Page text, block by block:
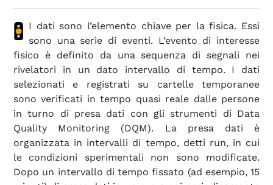
I dati sono l’elemento chiave per la fisica. Essi
sono una serie di eventi. L’evento di interesse
fisico è definito da una sequenza di segnali nei
rivelatori in un dato intervallo di tempo. I dati
selezionati e registrati su cartelle temporanee
sono verificati in tempo quasi reale dalle persone
in turno di presa dati con gli strumenti di Data
Quality Monitoring (DQM). La presa dati è
organizzata in intervalli di tempo, detti run, in cui
le condizioni sperimentali non sono modificate.
Dopo un intervallo di tempo fissato (ad esempio, 15